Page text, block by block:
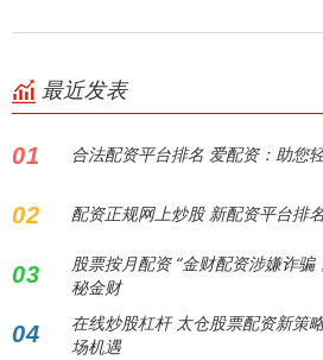
最近发表
01 合法配资平台排名 爱配资：助您
02 配资正规网上炒股 新配资平台排
03
股票按月配资 “金财配资涉嫌诈
秘金财
04
在线炒股杠杆 太仓股票配资新策
场机遇